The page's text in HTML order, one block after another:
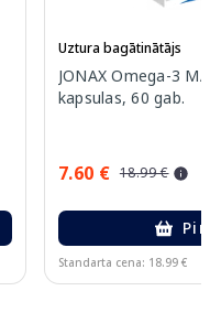
Uztura bagātinātājs
JONAX Omega-3
kapsulas, 60 gab.
7.60 € 18.99 €
Standarta cena: 18.99 €